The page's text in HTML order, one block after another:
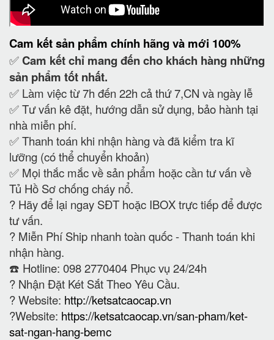
Cam kếtsản phẩm chính hãng và mới 100%
✅ Cam kếtchỉ mang đến cho khách hàng những
sản phẩm tốt nhất.
✅ Làm việc từ 7h đến 22h cả thứ 7,CN và ngày lễ
✅ Tư vấn kê đặt, hướng dẫn sử dụng, bảo hành tại
nhà miễn phí.
✅ Thanh toán khi nhận hàng và đã kiểm tra kĩ
lưỡng (có thể chuyển khoản)
✅ Mọi thắc mắc về sản phẩm hoặc cần tư vấn về
Tủ Hồ Sơ chống cháy nổ.
? Hãy để lại ngay SĐT hoặc IBOX trực tiếp để được
tư vấn.
? Miễn Phí Ship nhanh toàn quốc - Thanh toán khi
nhận hàng.
☎️ Hotline: 098 2770404 Phục vụ 24/24h
? Nhận Đặt Két Sắt Theo Yêu Cầu.
? Website: http://ketsatcaocap.vn
?Website: https://ketsatcaocap.vn/san-pham/ket-
sat-ngan-hang-bemc